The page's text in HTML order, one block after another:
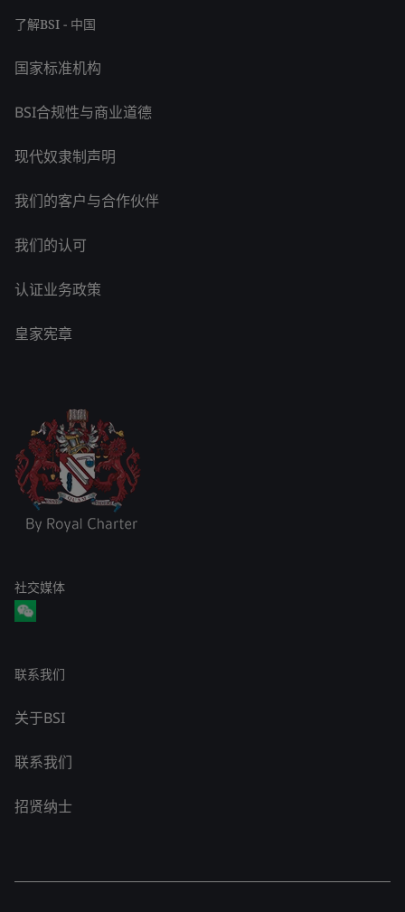
了解BSI - 中国
国家标准机构
BSI合规性与商业道德
现代奴隶制声明
我们的客户与合作伙伴
我们的认可
认证业务政策
皇家宪章
社交媒体
联系我们
关于BSI
联系我们
招贤纳士